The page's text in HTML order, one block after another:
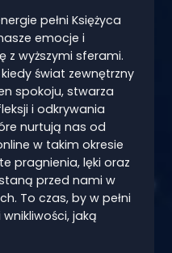
pełni Księżyca
emocje i
z wyższymi sferami.
kiedy świat zewnętrzny
spokoju, stwarza
i odkrywania
nurtują nas od
w takim okresie
pragnienia, lęki oraz
przed nami w
To czas, by w pełni
jaką